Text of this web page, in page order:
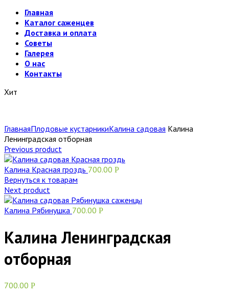
Главная
Каталог саженцев
Доставка и оплата
Советы
Галерея
О нас
Контакты
Хит
ГлавнаяПлодовые кустарникиКалина садовая Калина
Ленинградская отборная
Previous product
Калина Красная гроздь 700.00 Р
Вернуться к товарам
Next product
Калина Рябинушка 700.00 Р
Калина Ленинградская
отборная
700.00 Р